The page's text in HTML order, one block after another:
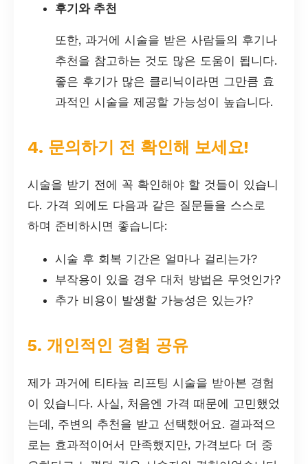
후기와 추천
또한, 과거에 시술을 받은 사람들의 후기나
추천을 참고하는 것도 많은 도움이 됩니다.
좋은 후기가 많은 클리닉이라면 그만큼 효
과적인 시술을 제공할 가능성이 높습니다.
4. 문의하기 전 확인해 보세요!
시술을 받기 전에 꼭 확인해야 할 것들이 있습니
다. 가격 외에도 다음과 같은 질문들을 스스로
하며 준비하시면 좋습니다:
시술 후 회복 기간은 얼마나 걸리는가?
부작용이 있을 경우 대처 방법은 무엇인가?
추가 비용이 발생할 가능성은 있는가?
5. 개인적인 경험 공유
제가 과거에 티타늄 리프팅 시술을 받아본 경험
이 있습니다. 사실, 처음엔 가격 때문에 고민했었
는데, 주변의 추천을 받고 선택했어요. 결과적으
로는 효과적이어서 만족했지만, 가격보다 더 중